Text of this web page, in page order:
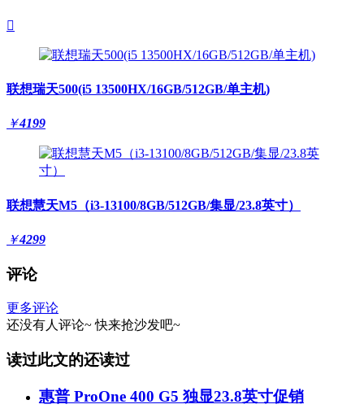

联想瑞天500(i5 13500HX/16GB/512GB/单主机)
￥4199
联想慧天M5（i3-13100/8GB/512GB/集显/23.8英寸）
￥4299
评论
更多评论
还没有人评论~ 快来抢沙发吧~
读过此文的还读过
惠普 ProOne 400 G5 独显23.8英寸促销